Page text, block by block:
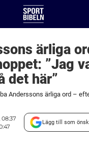
ärliga
”Jag
det här”
08:37
Lägg till som